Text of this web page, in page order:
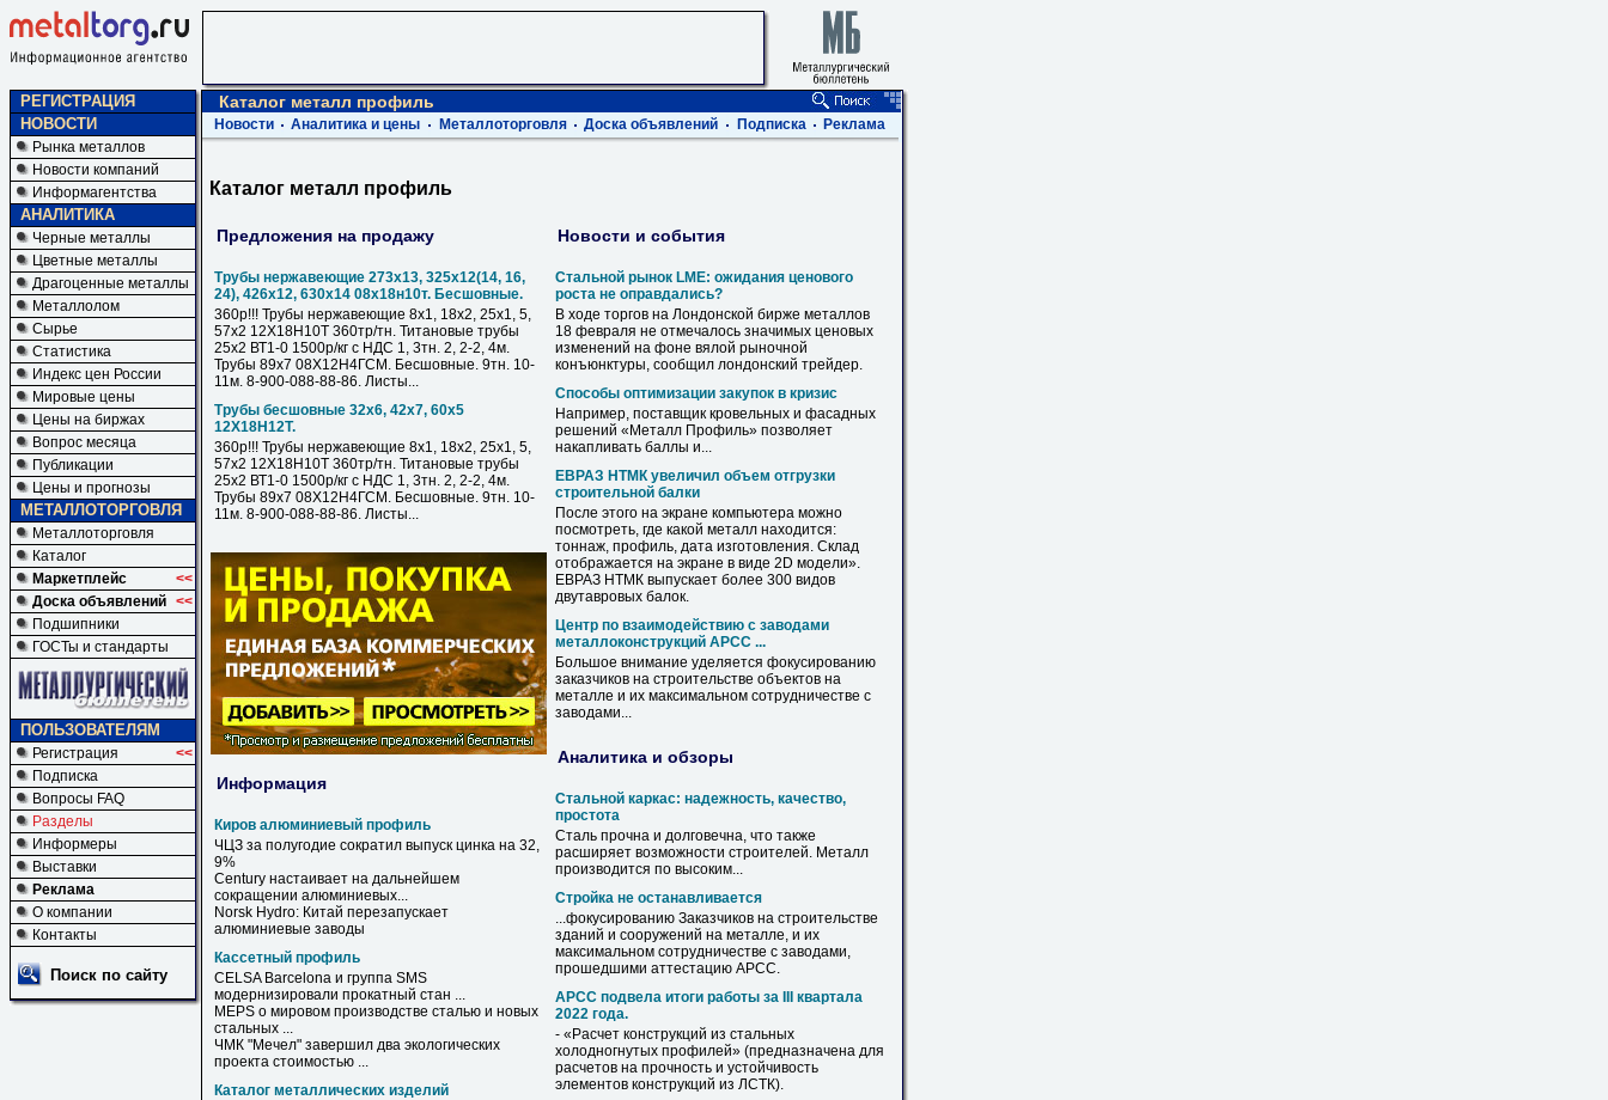
РЕГИСТРАЦИЯ
НОВОСТИ
Рынка металлов
Новости компаний
Информагентства
АНАЛИТИКА
Черные металлы
Цветные металлы
Драгоценные металлы
Металлолом
Сырье
Статистика
Индекс цен России
Мировые цены
Цены на биржах
Вопрос месяца
Публикации
Цены и прогнозы
МЕТАЛЛОТОРГОВЛЯ
Металлоторговля
Каталог
Маркетплейс
<<
Доска объявлений <<
Подшипники
ГОСТы и стандарты
ПОЛЬЗОВАТЕЛЯМ
Регистрация
<<
Подписка
Вопросы FAQ
Разделы
Информеры
Выставки
Реклама
О компании
Контакты
Поиск по сайту
Каталог металл профиль
Новости Аналитика и цены Металлоторговля Доска объявлений Подписка Реклама
Каталог металл профиль
Предложения на продажу
Трубы нержавеющие 273х13, 325х12(14, 16,
24), 426х12, 630х14 08х18н10т. Бесшовные.
360р!!! Трубы нержавеющие 8х1, 18х2, 25х1, 5,
57х2 12Х18Н10Т 360тр/тн. Титановые трубы
25х2 ВТ1-0 1500р/кг с НДС 1, 3тн. 2, 2-2, 4м.
Трубы 89х7 08Х12Н4ГСМ. Бесшовные. 9тн. 10-
11м. 8-900-088-88-86. Листы...
Трубы бесшовные 32х6, 42х7, 60х5
12Х18Н12Т.
360р!!! Трубы нержавеющие 8х1, 18х2, 25х1, 5,
57х2 12Х18Н10Т 360тр/тн. Титановые трубы
25х2 ВТ1-0 1500р/кг с НДС 1, 3тн. 2, 2-2, 4м.
Трубы 89х7 08Х12Н4ГСМ. Бесшовные. 9тн. 10-
11м. 8-900-088-88-86. Листы...
Информация
Киров алюминиевый профиль
ЧЦЗ за полугодие сократил выпуск цинка на 32,
9%
Century настаивает на дальнейшем
сокращении алюминиевых...
Norsk Hydro: Китай перезапускает
алюминиевые заводы
Кассетный профиль
CELSA Barcelona и группа SMS
модернизировали прокатный стан ...
MEPS о мировом производстве сталью и новых
стальных ...
ЧМК "Мечел" завершил два экологических
проекта стоимостью ...
Каталог металлических изделий
Новости и события
Стальной рынок LME: ожидания ценового
роста не оправдались?
В ходе торгов на Лондонской бирже металлов
18 февраля не отмечалось значимых ценовых
изменений на фоне вялой рыночной
конъюнктуры, сообщил лондонский трейдер.
Способы оптимизации закупок в кризис
Например, поставщик кровельных и фасадных
решений « Металл Профиль» позволяет
накапливать баллы и...
ЕВРАЗ НТМК увеличил объем отгрузки
строительной балки
После этого на экране компьютера можно
посмотреть, где какой металл находится:
тоннаж, профиль, дата изготовления. Склад
отображается на экране в виде 2D модели».
ЕВРАЗ НТМК выпускает более 300 видов
двутавровых балок.
Центр по взаимодействию с заводами
металлоконструкций АРСС ...
Большое внимание уделяется фокусированию
заказчиков на строительстве объектов на
металле и их максимальном сотрудничестве с
заводами...
Аналитика и обзоры
Стальной каркас: надежность, качество,
простота
Сталь прочна и долговечна, что также
расширяет возможности строителей. Металл
производится по высоким...
Стройка не останавливается
...фокусированию Заказчиков на строительстве
зданий и сооружений на металле, и их
максимальном сотрудничестве с заводами,
прошедшими аттестацию АРСС.
АРСС подвела итоги работы за III квартала
2022 года.
- «Расчет конструкций из стальных
холодногнутых профилей» (предназначена для
расчетов на прочность и устойчивость
элементов конструкций из ЛСТК).